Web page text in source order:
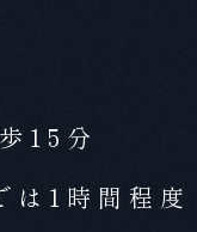
15分
は1時間程度